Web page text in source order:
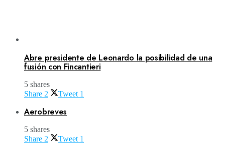
Abre presidente de Leonardo la posibilidad de una
fusión con Fincantieri
5 shares
Share 2 Tweet 1
Aerobreves
5 shares
Share 2 Tweet 1